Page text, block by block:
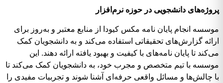
پروژه‌های دانشجویی در حوزه نرم‌افزار
موسسه انجام پایان نامه مکس کیودا از منابع معتبر و به‌روز برای
ارائه گزارش‌های تحقیقاتی استفاده می‌کند و به دانشجویان کمک
می‌کند تا پایان نامه‌های با کیفیت و بهبود یافته ارائه دهند. این
موسسه با تیم متخصص و مجرب خود، به دانشجویان کمک می‌کند تا
با چالش‌ها و مسائل واقعی حرفه‌ای آشنا شوند و تجربیات مفیدی را